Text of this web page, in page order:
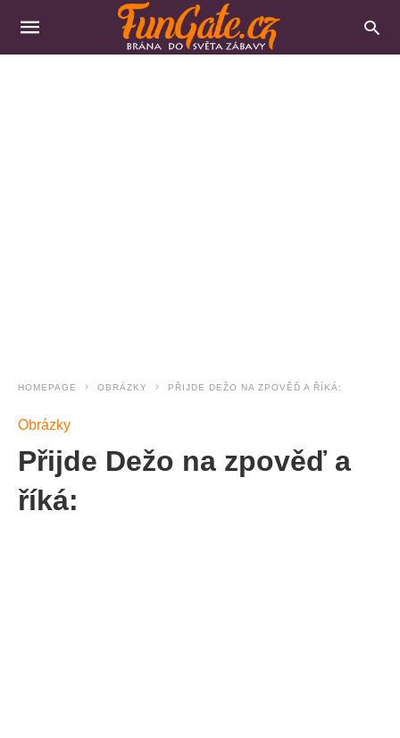
HOMEPAGE OBRÁZKY PŘIJDE DEŽO NA ZPOVĚĎ A ŘÍKÁ:
Obrázky
Přijde Dežo na zpověď a
říká: